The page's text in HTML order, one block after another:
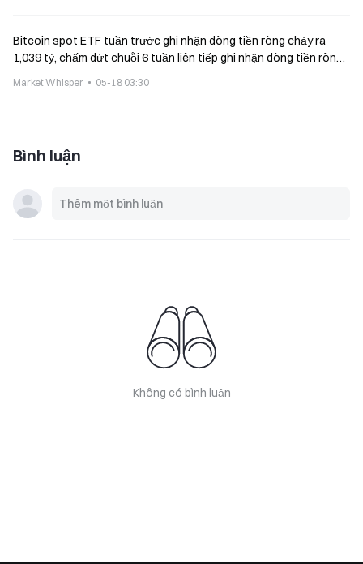
Bitcoin spot ETF tuần trước ghi nhận dòng tiền ròng chảy ra
1,039 tỷ, chấm dứt chuỗi 6 tuần liên tiếp ghi nhận dòng tiền ròng
Market Whisper 05-18 03:30
Bình luận
Không có bình luận